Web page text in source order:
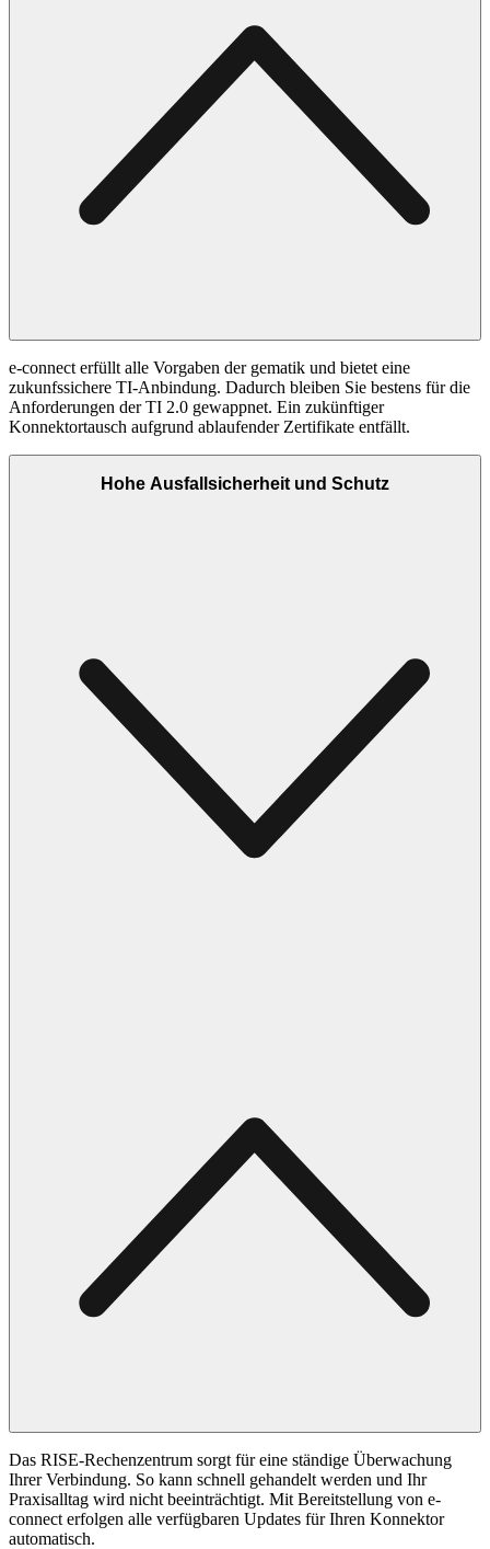
e-connect erfüllt alle Vorgaben der gematik und bietet eine
zukunfssichere TI-Anbindung. Dadurch bleiben Sie bestens für die
Anforderungen der TI 2.0 gewappnet. Ein zukünftiger
Konnektortausch aufgrund ablaufender Zertifikate entfällt.
Hohe Ausfallsicherheit und Schutz
Das RISE-Rechenzentrum sorgt für eine ständige Überwachung
Ihrer Verbindung. So kann schnell gehandelt werden und Ihr
Praxisalltag wird nicht beeinträchtigt. Mit Bereitstellung von e-
connect erfolgen alle verfügbaren Updates für Ihren Konnektor
automatisch.